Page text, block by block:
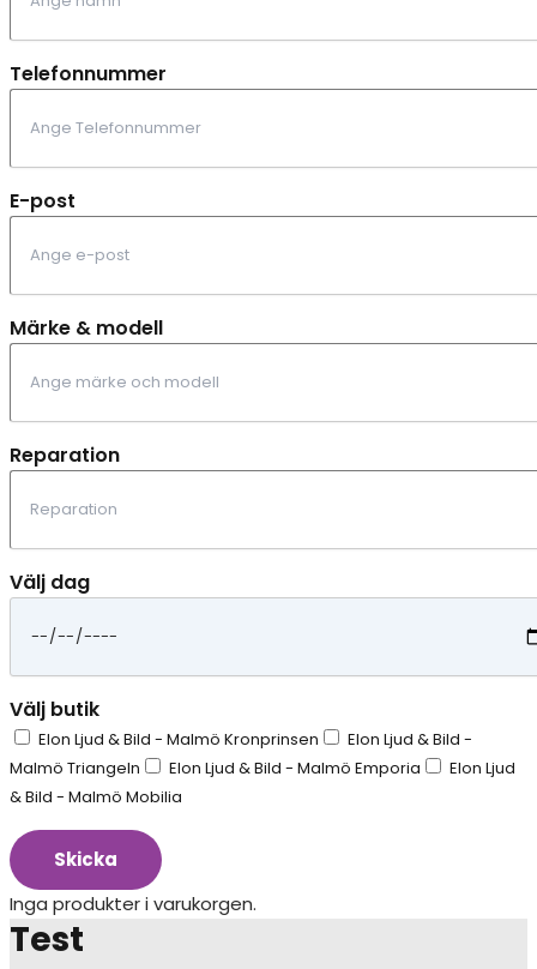
Telefonnummer
E-post
Märke & modell
Reparation
Välj dag
Välj butik
Elon Ljud & Bild - Malmö Kronprinsen
Elon Ljud & Bild -
Malmö Triangeln
Elon Ljud & Bild - Malmö Emporia
Elon Ljud
& Bild - Malmö Mobilia
Skicka
Inga produkter i varukorgen.
Test